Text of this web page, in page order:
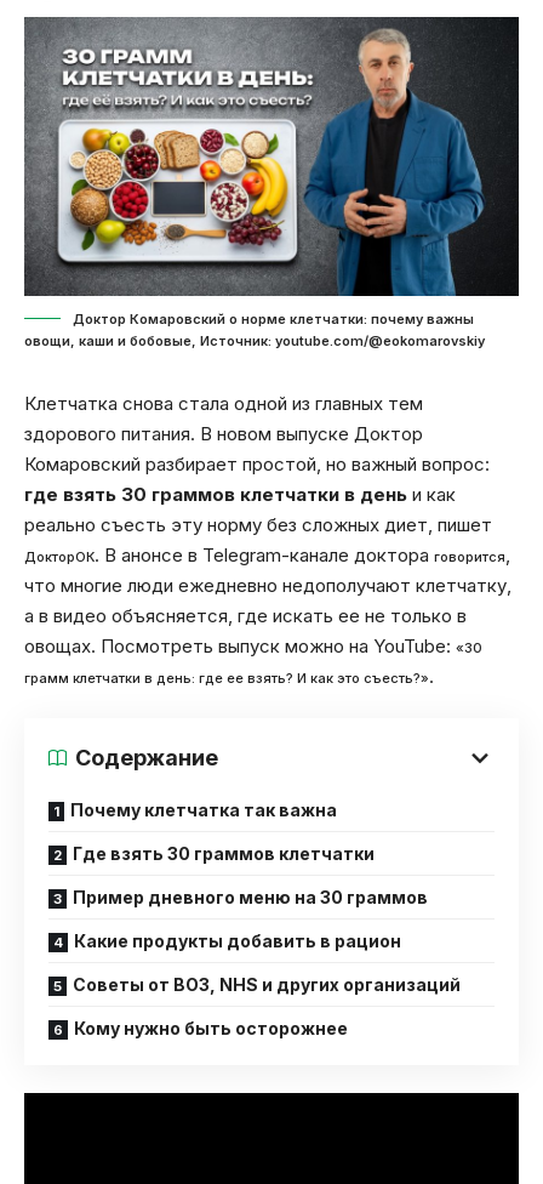
Доктор Комаровский о норме клетчатки: почему важны
овощи, каши и бобовые, Источник: youtube.com/@eokomarovskiy
Клетчатка снова стала одной из главных тем
здорового питания. В новом выпуске Доктор
Комаровский разбирает простой, но важный вопрос:
где взять 30 граммов клетчатки в день и как
реально съесть эту норму без сложных диет, пишет
ДокторОК. В анонсе в Telegram-канале доктора говорится
что многие люди ежедневно недополучают клетчатку,
а в видео объясняется, где искать ее не только в
овощах. Посмотреть выпуск можно на YouTube: «30
грамм клетчатки в день: где ее взять? И как это съесть?».
Содержание
Почему клетчатка так важна
Где взять 30 граммов клетчатки
Пример дневного меню на 30 граммов
Какие продукты добавить в рацион
Советы от ВОЗ, NHS и других организаций
Кому нужно быть осторожнее